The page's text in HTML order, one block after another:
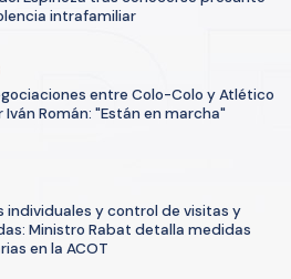
intrafamiliar
entre Colo-Colo y Atlético
Iván Román: "Están en marcha"
individuales y control de visitas y
Ministro Rabat detalla medidas
en la ACOT